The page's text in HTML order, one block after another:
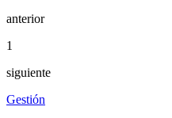
anterior
1
siguiente
Gestión